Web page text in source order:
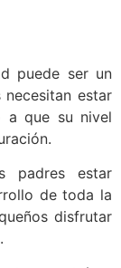
puede ser un
estar
a que su nivel
padres estar
de toda la
disfrutar